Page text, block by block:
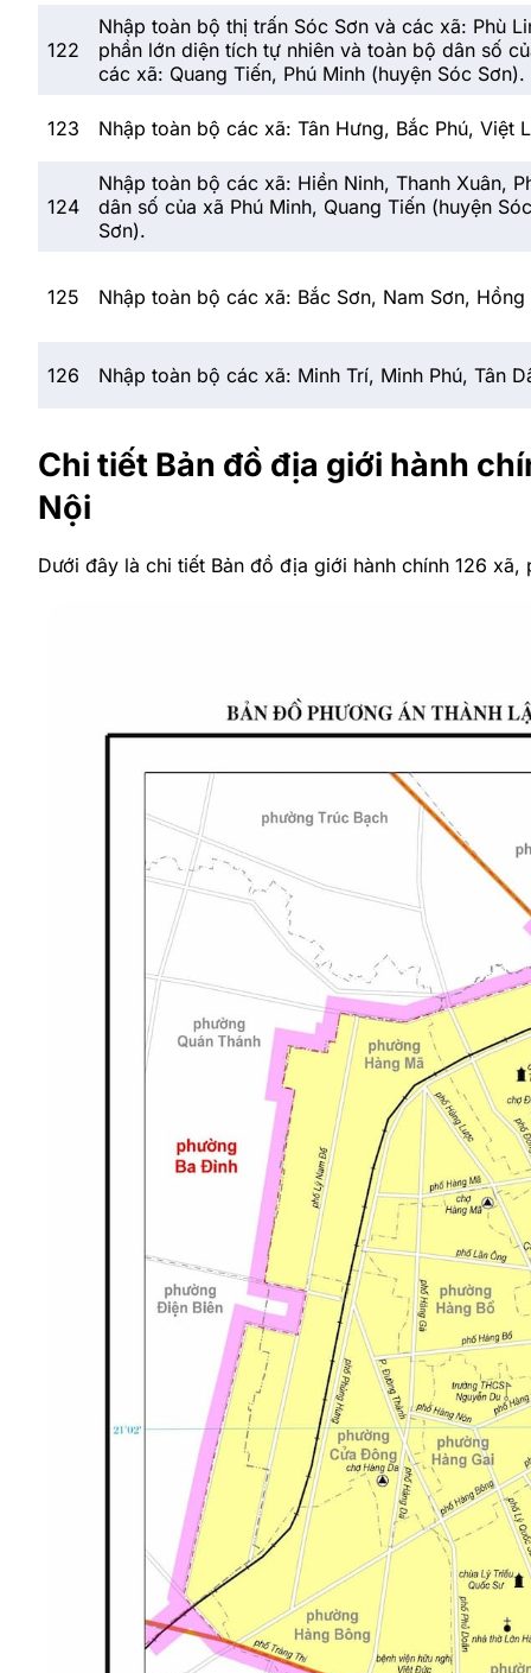
122
Nhập toàn bộ thị trấn Sóc Sơn và các xã: Phù
phần lớn diện tích tự nhiên và toàn bộ dân số
các xã: Quang Tiến, Phú Minh (huyện Sóc Sơn).
123 Nhập toàn bộ các xã: Tân Hưng, Bắc Phú, Việt
124
Nhập toàn bộ các xã: Hiền Ninh, Thanh Xuân,
dân số của xã Phú Minh, Quang Tiến (huyện
Sơn).
125 Nhập toàn bộ các xã: Bắc Sơn, Nam Sơn,
126 Nhập toàn bộ các xã: Minh Trí, Minh Phú, Tân
Chi tiết Bản đồ địa giới hành
Nội
Dưới đây là chi tiết Bản đồ địa giới hành chính 126 xã,